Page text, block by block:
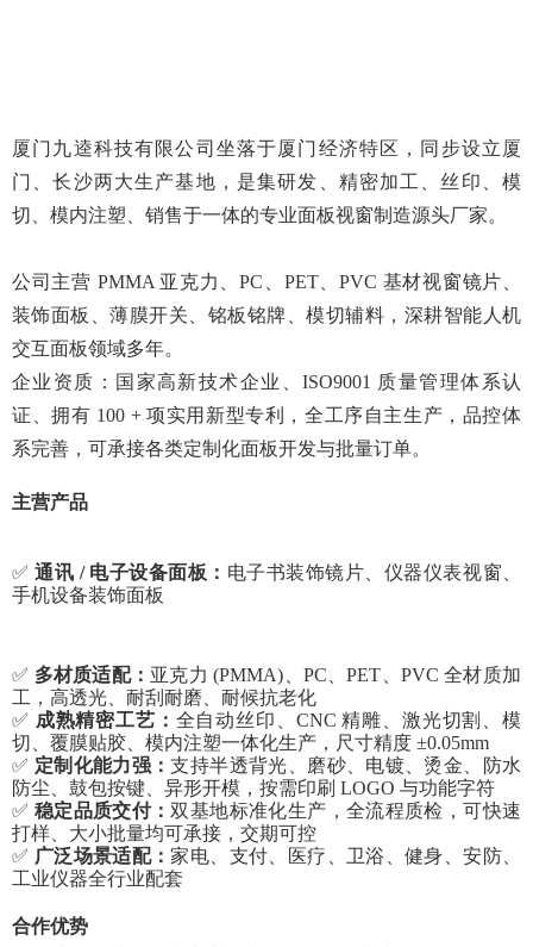
厦门 九逵科技有限公司坐落于厦门经济特区，同步设立厦
门、长沙两大生产基地，是集研发、精密加工、丝印、模
切、模内注塑、销售于一体的专业面板视窗制造源头厂家。
公司主营 PMMA 亚克力、PC、PET、PVC 基材视窗镜片、
装饰面板、薄膜开关、铭板铭牌、模切辅料，深耕智能人机
交互面板领域多年。
企业资质：国家高新技术企业、 ISO9001 质量管理体系认
证、拥有 100 + 项实用新型专利，全工序自主生产，品控体
系完善，可承接各类定制化面板开发与批量订单。
主营产品
✅通讯 / 电子设备面板： 电子书装饰镜片、仪器仪表视窗、
手机设备装饰面板
✅ 多材质适配： 亚克力 (PMMA)、PC、PET、PVC 全材质加
工，高透光、耐刮耐磨、耐候抗老化
✅ 成熟精密工艺： 全自动丝印、 CNC 精雕、激光切割、模
切、覆膜贴胶、模内注塑一体化生产，尺寸精度 ±0.05mm
✅ 定制化能力强：支持半透背光、磨砂、电镀、烫金、防水
防尘、鼓包按键、异形开模，按需印刷 LOGO 与功能字符
✅ 稳定品质交付：双基地标准化生产，全流程质检，可快速
打样、大小批量均可承接，交期可控
✅ 广泛场景适配：家电、支付、医疗、卫浴、健身、安防、
工业仪器全行业配套
合作优势